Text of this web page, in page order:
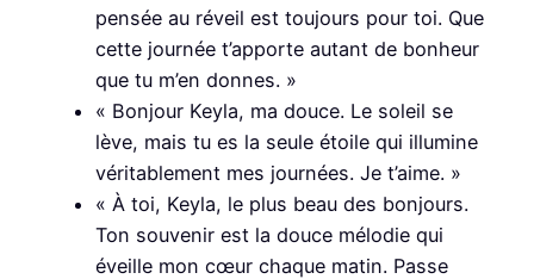
pensée au réveil est toujours pour toi. Que
cette journée t’apporte autant de bonheur
que tu m’en donnes. »
« Bonjour Keyla, ma douce. Le soleil se
lève, mais tu es la seule étoile qui illumine
véritablement mes journées. Je t’aime. »
« À toi, Keyla, le plus beau des bonjours.
Ton souvenir est la douce mélodie qui
éveille mon cœur chaque matin. Passe